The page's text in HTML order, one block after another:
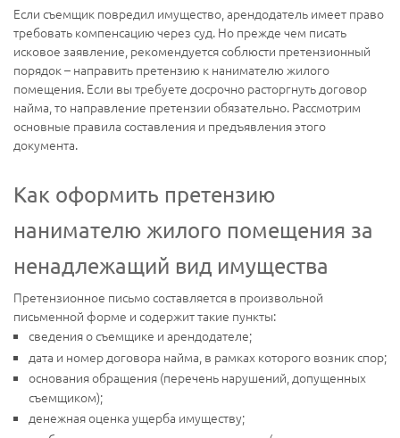
Если съемщик повредил имущество, арендодатель имеет право
требовать компенсацию через суд. Но прежде чем писать
исковое заявление, рекомендуется соблюсти претензионный
порядок – направить претензию к нанимателю жилого
помещения. Если вы требуете досрочно расторгнуть договор
найма, то направление претензии обязательно. Рассмотрим
основные правила составления и предъявления этого
документа.
Как оформить претензию
нанимателю жилого помещения за
ненадлежащий вид имущества
Претензионное письмо составляется в произвольной
письменной форме и содержит такие пункты:
сведения о съемщике и арендодателе;
дата и номер договора найма, в рамках которого возник спор;
основания обращения (перечень нарушений, допущенных
съемщиком);
денежная оценка ущерба имуществу;